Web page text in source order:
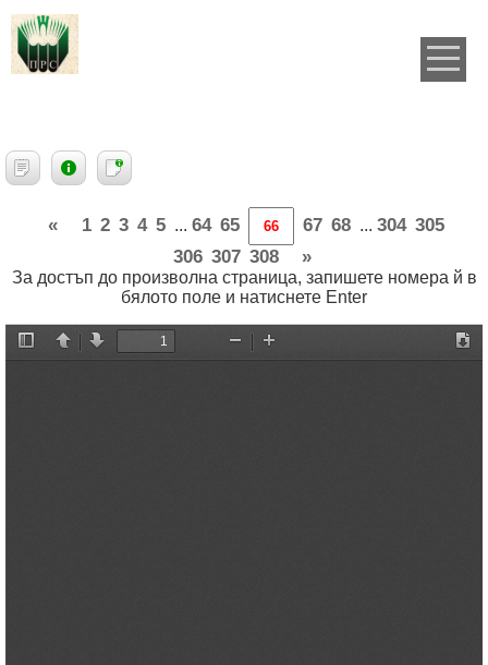
« 1 2 3 4 5 ... 64 65 67 68 ... 304 305
306 307 308 »
За достъп до произволна страница, запишете номера й в
бялото поле и натиснете Enter